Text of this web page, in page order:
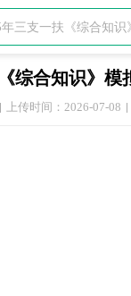
综合知识》模
上传时间：2026-07-08